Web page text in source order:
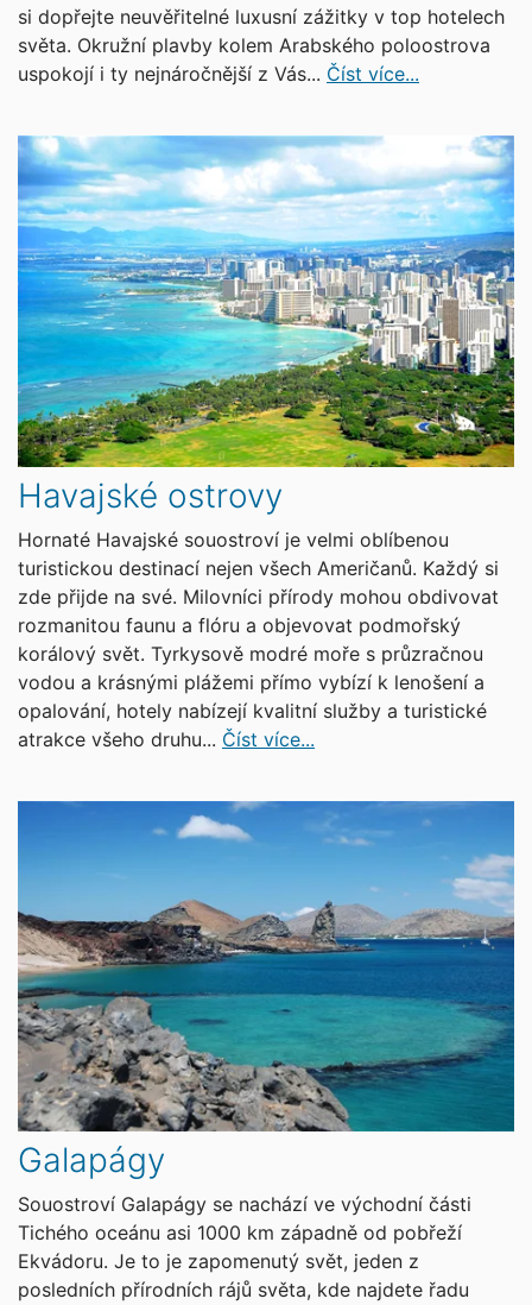
si dopřejte neuvěřitelné luxusní zážitky v top hotelech
světa. Okružní plavby kolem Arabského poloostrova
uspokojí i ty nejnáročnější z Vás... Číst více...
Havajské ostrovy
Hornaté Havajské souostroví je velmi oblíbenou
turistickou destinací nejen všech Američanů. Každý si
zde přijde na své. Milovníci přírody mohou obdivovat
rozmanitou faunu a flóru a objevovat podmořský
korálový svět. Tyrkysově modré moře s průzračnou
vodou a krásnými plážemi přímo vybízí k lenošení a
opalování, hotely nabízejí kvalitní služby a turistické
atrakce všeho druhu... Číst více...
Galapágy
Souostroví Galapágy se nachází ve východní části
Tichého oceánu asi 1000 km západně od pobřeží
Ekvádoru. Je to je zapomenutý svět, jeden z
posledních přírodních rájů světa, kde najdete řadu